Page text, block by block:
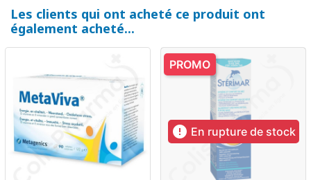
Les clients qui ont acheté ce produit ont
également acheté...
 En rupture de stock
PROMO